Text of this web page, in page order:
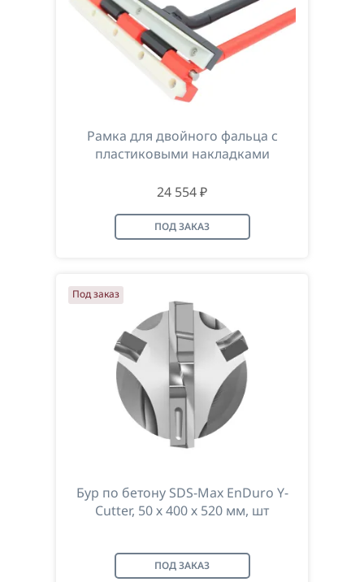
Рамка для двойного фальца с
пластиковыми накладками
24 554 ₽
ПОД ЗАКАЗ
Бур по бетону SDS-Max EnDuro Y-
Cutter, 50 х 400 х 520 мм, шт
ПОД ЗАКАЗ
Под заказ